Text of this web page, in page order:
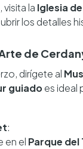
la Iglesia
los detalles
de
dirígete al
guiadoes ideal
:
en el Parque del